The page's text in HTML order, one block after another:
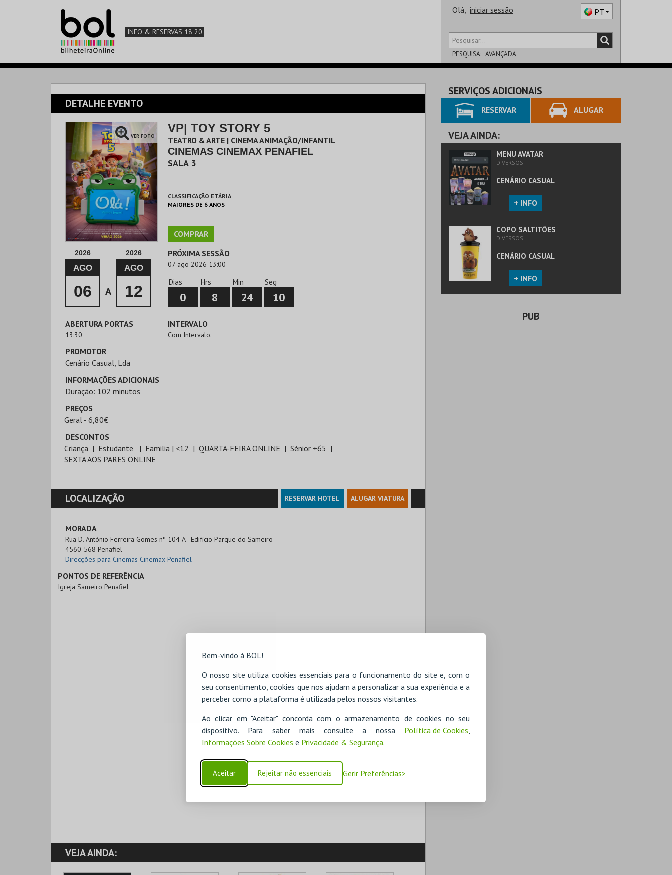
Bem-vindo à BOL!
O nosso site utiliza cookies essenciais para o funcionamento do site e, com o
seu consentimento, cookies que nos ajudam a personalizar a sua experiência e a
perceber como a plataforma é utilizada pelos nossos visitantes.
Ao clicar em "Aceitar" concorda com o armazenamento de cookies no seu
dispositivo. Para saber mais consulte a nossa Política de Cookies
Informações Sobre Cookies e Privacidade & Segurança.
Aceitar Rejeitar não essenciais Gerir Preferências
INFO & RESERVAS 18 20
Olá, iniciar sessão PT
PESQUISA: AVANÇADA
SALA
DETALHE EVENTO
VER FOTO
VP| TOY STORY 5
TEATRO & ARTE | CINEMA ANIMAÇÃO/INFANTIL
CINEMAS CINEMAX PENAFIEL
SALA 3
CLASSIFICAÇÃO ETÁRIA
MAIORES DE 6 ANOS
COMPRAR
2026
AGO
06 A
2026
AGO
12
PRÓXIMA SESSÃO
07 ago 2026 13:00
Dias
0
Hrs
8
Min
24
Seg
10
ABERTURA PORTAS
13:30
INTERVALO
Com Intervalo.
PROMOTOR
Cenário Casual, Lda
INFORMAÇÕES ADICIONAIS
Duração: 102 minutos
PREÇOS
Geral - 6,80€
DESCONTOS
Criança
Estudante Familia | <12 QUARTA-FEIRA ONLINE
Sénior +65
SEXTA AOS PARES ONLINE
LOCALIZAÇÃO RESERVAR HOTEL ALUGAR VIATURA
MORADA
Rua D. António Ferreira Gomes nº 104 A - Edifício Parque do Sameiro
4560-568 Penafiel
Direcções para Cinemas Cinemax Penafiel
PONTOS DE REFERÊNCIA
Igreja Sameiro Penafiel
VEJA AINDA:
SERVIÇOS ADICIONAIS
RESERVAR ALUGAR
VEJA AINDA:
MENU AVATAR
DIVERSOS
CENÁRIO CASUAL
+ INFO
COPO SALTITÕES
DIVERSOS
CENÁRIO CASUAL
+ INFO
PUB